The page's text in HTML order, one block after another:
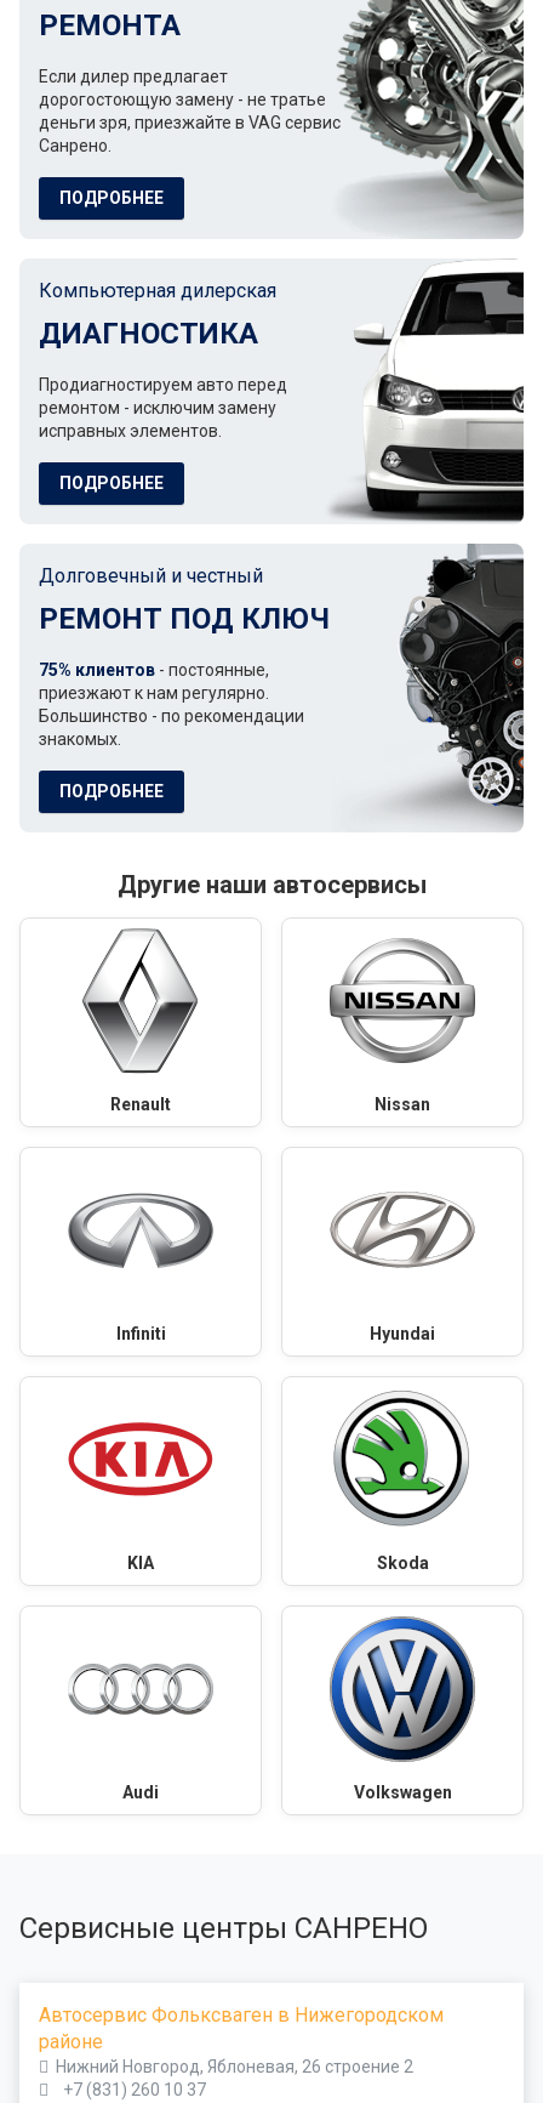
РЕМОНТА
Если дилер предлагает
дорогостоющую замену - не тратье
деньги зря, приезжайте в VAG сервис
Санрено.
ПОДРОБНЕЕ
Компьютерная дилерская
ДИАГНОСТИКА
Продиагностируем авто перед
ремонтом - исключим замену
исправных элементов.
ПОДРОБНЕЕ
Долговечный и честный
РЕМОНТ ПОД КЛЮЧ
75% клиентов - постоянные,
приезжают к нам регулярно.
Большинство - по рекомендации
знакомых.
ПОДРОБНЕЕ
Другие наши автосервисы
Renault Nissan
Infiniti Hyundai
KIA Skoda
Audi Volkswagen
Сервисные центры САНРЕНО
Автосервис Фольксваген в Нижегородском
районе
Нижний Новгород, Яблоневая, 26 строение 2
+7 (831) 260 10 37